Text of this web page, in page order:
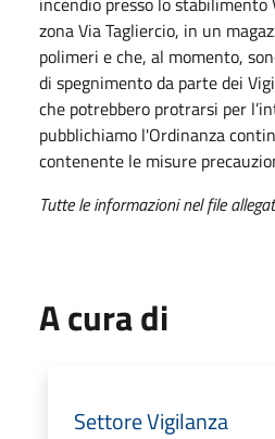
zona Via Tagliercio, in un
polimeri e che, al momento,
di spegnimento da parte dei
che potrebbero protrarsi per
pubblichiamo l'Ordinanza
contenente le misure
Tutte le informazioni nel file
A cura di
Settore Vigilanza